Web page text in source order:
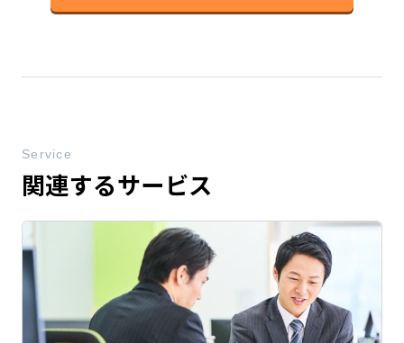
関連するサービス
Service